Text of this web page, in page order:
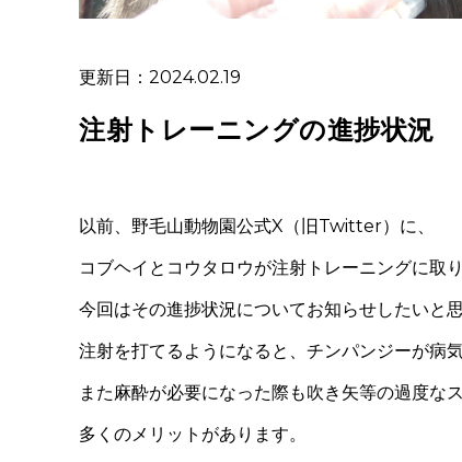
更新日：2024.02.19
注射トレーニングの進捗状況
以前、野毛山動物園公式X（旧Twitter） に、
コブヘイとコウタロウが注射トレーニングに取
今回はその進捗状況についてお知らせしたいと思
注射を打てるようになると、チンパンジーが病
また麻酔が必要になった際も吹き矢等の過度な
多くのメリットがあります。